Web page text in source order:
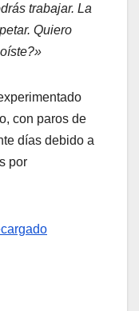
trabajar. La
Quiero
con paros de
días debido a
por